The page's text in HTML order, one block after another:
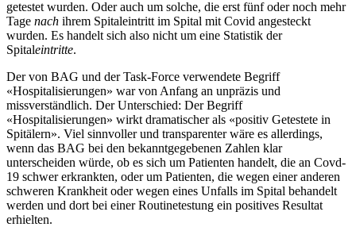
getestet wurden. Oder auch um solche, die erst fünf oder noch mehr
Tage nach ihrem Spitaleintritt im Spital mit Covid angesteckt
wurden. Es handelt sich also nicht um eine Statistik der
Spitaleintritte.
Der von BAG und der Task-Force verwendete Begriff
«Hospitalisierungen» war von Anfang an unpräzis und
missverständlich. Der Unterschied: Der Begriff
«Hospitalisierungen» wirkt dramatischer als «positiv Getestete in
Spitälern». Viel sinnvoller und transparenter wäre es allerdings,
wenn das BAG bei den bekanntgegebenen Zahlen klar
unterscheiden würde, ob es sich um Patienten handelt, die an Covd-
19 schwer erkrankten, oder um Patienten, die wegen einer anderen
schweren Krankheit oder wegen eines Unfalls im Spital behandelt
werden und dort bei einer Routinetestung ein positives Resultat
erhielten.